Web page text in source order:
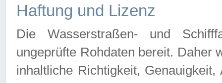
Haftung und Lizenz
Die Wasserstraßen- und
ungeprüfte Rohdaten bereit. Daher
inhaltliche Richtigkeit,